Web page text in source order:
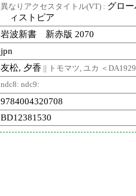
異なりアクセスタイトル(VT) : グロ
ィストピア
岩波新書 新赤版 2070
jpn
友松, 夕香 || トモマツ, ユカ ＜
ndc8:ndc9:
9784004320708
BD12381530